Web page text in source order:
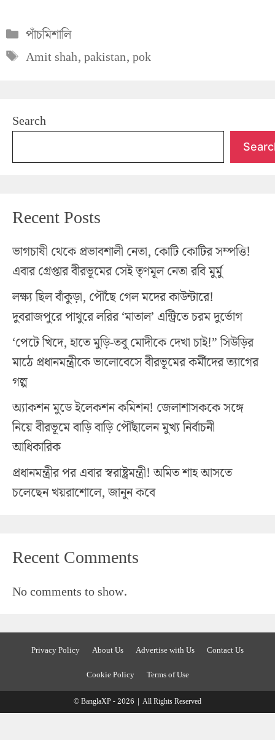
Categories
পাঁচমিশালি
Tags
Amit shah,pakistan,pok
Search
Recent Posts
ভাগচাষী থেকে প্রভাবশালী নেতা, কোটি কোটির সম্পত্তি!
এবার গ্রেপ্তার বীরভূমের সেই তৃণমূল নেতা রবি মুর্মু
লক্ষ্য ছিল বাঁকুড়া, পৌঁছে গেল মদের কাউন্টারে!
দুবরাজপুরে পাথুরে লরির ‘মাতাল’ এন্ট্রিতে চরম দুর্ভোগ
‘পেটে খিদে, হাতে মুড়ি-তবু মোদীকে দেখা চাই!” সিউড়ির
মাঠে প্রধানমন্ত্রীকে ভালোবেসে বীরভূমের কর্মীদের ত্যাগের
গল্প
অ্যাকশন মুডে ইলেকশন কমিশন! জেলাশাসককে সঙ্গে
নিয়ে বীরভূমে বাড়ি বাড়ি পৌঁছালেন মুখ্য নির্বাচনী
আধিকারিক
প্রধানমন্ত্রীর পর এবার স্বরাষ্ট্রমন্ত্রী! অমিত শাহ আসতে
চলেছেন খয়রাশোলে, জানুন কবে
Recent Comments
No comments to show.
Privacy Policy About Us Advertise with Us
Contact Us
Cookie Policy
Terms of Use
© BanglaXP - 2026 | All Rights Reserved